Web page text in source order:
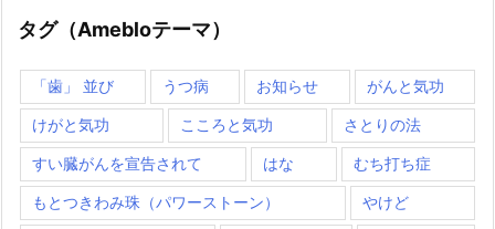
タグ（Amebloテーマ）
「歯」 並び うつ病 お知らせ がんと気功
けがと気功 こころと気功 さとりの法
すい臓がんを宣告されて はな むち打ち症
もとつきわみ珠（パワーストーン） やけど